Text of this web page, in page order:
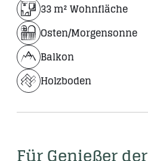
33 m² Wohnfläche
Osten/Morgensonne
Balkon
Holzboden